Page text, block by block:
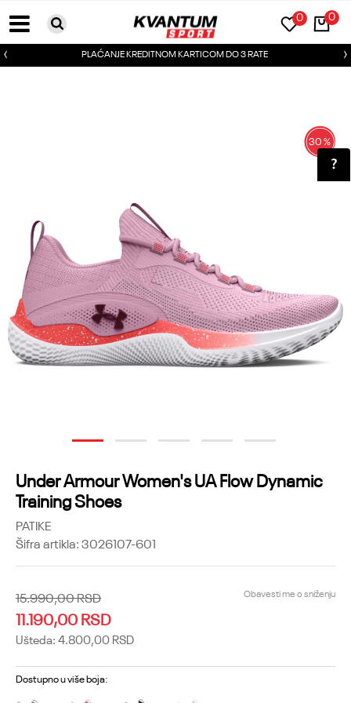
0
0
PLAĆANJE KREDITNOM KARTICOM DO 3 RATE
1 2 3 4 5
30%
Under Armour Women's UA Flow Dynamic
Training Shoes
PATIKE
Šifra artikla:3026107-601
15.990,00RSD
11.190,00RSD
Ušteda: 4.800,00 RSD
Obavesti me o sniženju
Dostupno u više boja: